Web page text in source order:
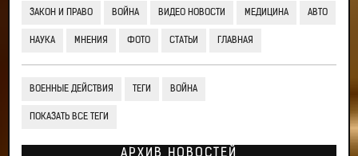
ЗАКОН И ПРАВО ВОЙНА ВИДЕО НОВОСТИ МЕДИЦИНА АВТО
НАУКА МНЕНИЯ ФОТО СТАТЬИ ГЛАВНАЯ
ВОЕННЫЕ ДЕЙСТВИЯ ТЕГИ ВОЙНА
ПОКАЗАТЬ ВСЕ ТЕГИ